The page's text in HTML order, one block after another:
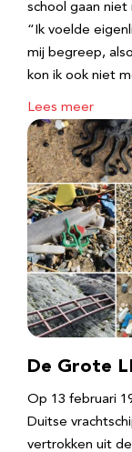
school gaan niet
“Ik voelde
mij begreep,
kon ik ook niet
Lees meer
De Grote
Op 13 februari
Duitse
vertrokken uit